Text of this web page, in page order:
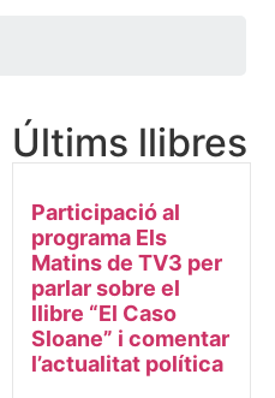
Últims llibres
Participació al
programa Els
Matins de TV3 per
parlar sobre el
llibre “El Caso
Sloane” i comentar
l’actualitat política